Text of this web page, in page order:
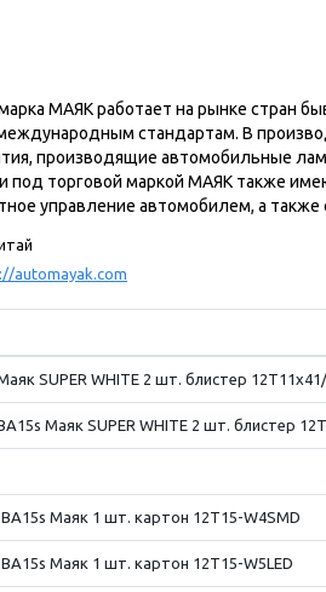
МАЯК работает на рынке стран
стандартам. В
производящие автомобильные
под торговой маркой МАЯК также
управление автомобилем, а
automayak.com
SUPER WHITE 2 шт. блистер
Маяк SUPER WHITE 2 шт. блистер
Маяк 1 шт. картон 12T15-W4SMD
Маяк 1 шт. картон 12T15-W5LED